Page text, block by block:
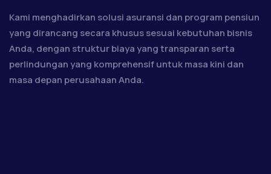
Kami menghadirkan solusi asuransi dan program pensiun
yang dirancang secara khusus sesuai kebutuhan bisnis
Anda, dengan struktur biaya yang transparan serta
perlindungan yang komprehensif untuk masa kini dan
masa depan perusahaan Anda.